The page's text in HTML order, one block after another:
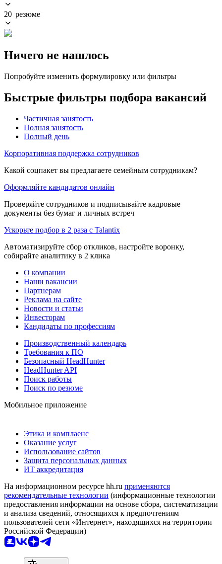
20 резюме
Ничего не нашлось
Попробуйте изменить формулировку или фильтры
Быстрые фильтры подбора вакансий
Частичная занятость
Полная занятость
Полный день
Корпоративная поддержка сотрудников
Какой соцпакет вы предлагаете семейным сотрудникам?
Оформляйте кандидатов онлайн
Проверяйте сотрудников и подписывайте кадровые
документы без бумаг и личных встреч
Ускорьте подбор в 2 раза с Talantix
Автоматизируйте сбор откликов, настройте воронку,
собирайте аналитику в 2 клика
О компании
Наши вакансии
Партнерам
Реклама на сайте
Новости и статьи
Инвесторам
Кандидаты по профессиям
Производственный календарь
Требования к ПО
Безопасный HeadHunter
HeadHunter API
Поиск работы
Поиск по резюме
Мобильное приложение
Этика и комплаенс
Оказание услуг
Использование сайтов
Защита персональных данных
ИТ аккредитация
На информационном ресурсе hh.ru применяются
рекомендательные технологии (информационные технологии
предоставления информации на основе сбора, систематизации
и анализа сведений, относящихся к предпочтениям
пользователей сети «Интернет», находящихся на территории
Российской Федерации)